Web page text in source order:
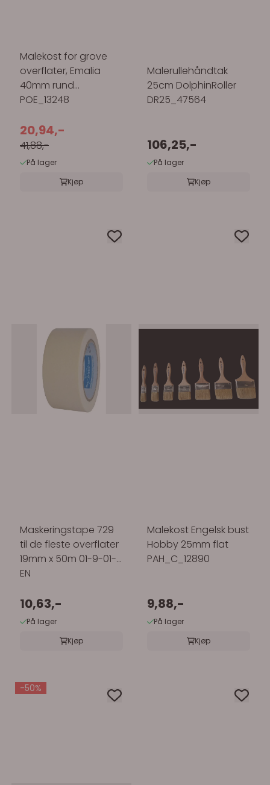
Malekost for grove
overflater, Emalia
40mm rund
POE_13248
20,94,-
41,88,-
På lager
Kjøp
Malerullehåndtak
25cm DolphinRoller
DR25_47564
106,25,-
På lager
Kjøp
Maskeringstape 729
til de fleste overflater
19mm x 50m 01-9-01-
EN
10,63,-
På lager
Kjøp
Malekost Engelsk bust
Hobby 25mm flat
PAH_C_12890
9,88,-
På lager
Kjøp
-50%